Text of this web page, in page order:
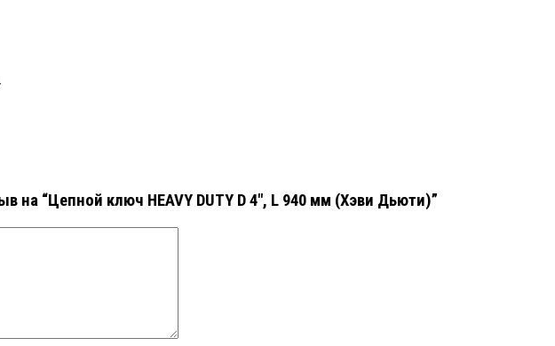
на “Цепной ключ HEAVY DUTY D 4″, L 940 мм (Хэви Дьюти)”